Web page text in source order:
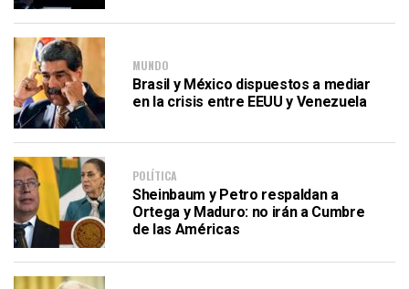
MUNDO
Brasil y México dispuestos a mediar
en la crisis entre EEUU y Venezuela
POLÍTICA
Sheinbaum y Petro respaldan a
Ortega y Maduro: no irán a Cumbre
de las Américas